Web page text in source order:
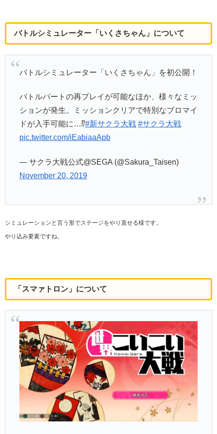
バトルシミュレーター「いくさちゃん」について
バトルシミュレーター「いくさちゃん」を初公開！
バトルパートの再プレイが可能なほか、様々なミッ
ションが発生。ミッションクリアで特別なブロマイ
ドが入手可能に…⁉#新サクラ大戦 #サクラ大戦
pic.twitter.com/iEabiaaApb
— サクラ大戦公式@SEGA (@Sakura_Taisen)
November 20, 2019
シミュレーションと言う形でステージをやり直せる様です。
やり込み要素ですね。
「スマァトロン」について